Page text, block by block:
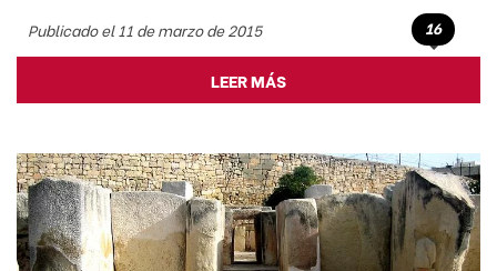
Publicado el 11 de marzo de 2015 16
LEER MÁS